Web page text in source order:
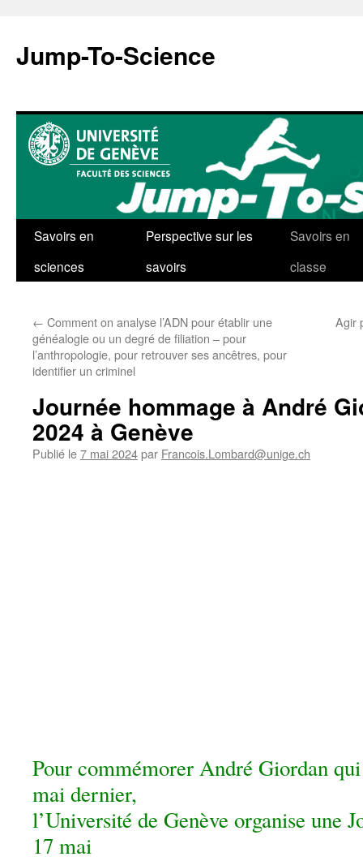
contenu
Jump-To-Science
Savoirs en
sciences
Perspective sur les
savoirs
Savoirs en
classe
← Comment on analyse l’ADN pour établir une
généalogie ou un degré de filiation – pour
l’anthropologie, pour retrouver ses ancêtres, pour
identifier un criminel
Agir
Journée hommage à André
2024 à Genève
Publié le7 mai 2024par Francois.Lombard@unige.ch
Pour commémorer André Giordan
mai dernier,
l’Université de Genève organise une
17 mai